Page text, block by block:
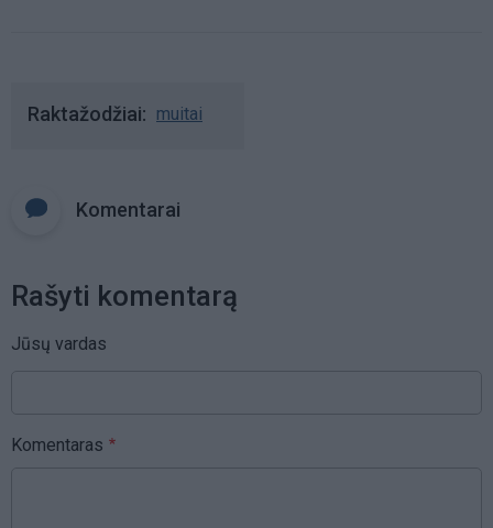
Raktažodžiai muitai
Komentarai
Rašyti komentarą
Jūsų vardas
Komentaras